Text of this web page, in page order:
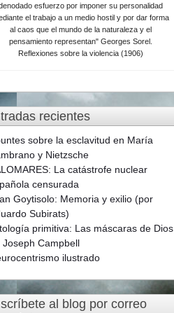
esfuerzo por imponer su personalidad
el trabajo a un medio hostil y por dar forma
al caos que el mundo de la naturaleza y el
pensamiento representan" Georges Sorel.
Reflexiones sobre la violencia (1906)
recientes
sobre la esclavitud en María
y Nietzsche
La catástrofe nuclear
censurada
Goytisolo: Memoria y exilio (por
Subirats)
primitiva: Las máscaras de Dios,
Joseph Campbell
ilustrado
al blog por correo